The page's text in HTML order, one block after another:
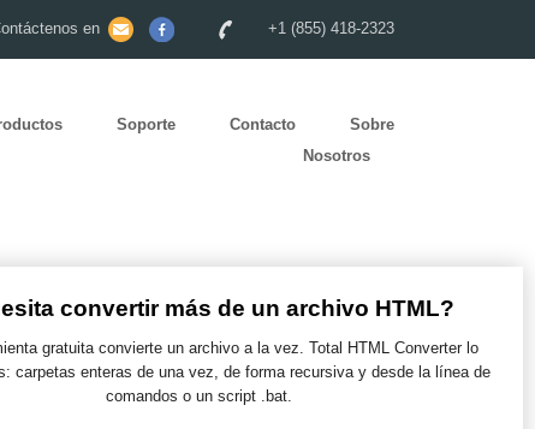
en +1 (855) 418-2323
Soporte Contacto
Sobre
Nosotros
convertir más de un archivo HTML?
gratuita convierte un archivo a la vez. Total HTML Converter lo
carpetas enteras de una vez, de forma recursiva y desde la línea de
comandos o un script .bat.